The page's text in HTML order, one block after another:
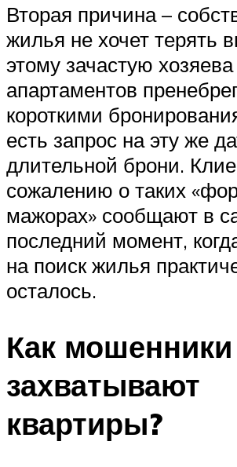
Вторая причина –
жилья не хочет терять
этому зачастую хозяева
апартаментов
короткими
есть запрос на эту же
длительной брони.
сожалению о таких
мажорах» сообщают в
последний момент,
на поиск жилья
осталось.
Как мошенники
захватывают
квартиры?